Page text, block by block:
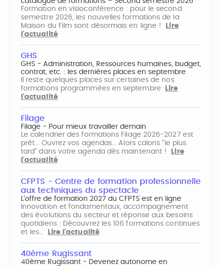
Formation en visioconférence : pour le second
semestre 2026, les nouvelles formations de la
Maison du Film sont désormais en ligne !
Lire
l'actualité
GHS
GHS - Administration, Ressources humaines, budget,
contrat, etc. : les dernières places en septembre
Il reste quelques places sur certaines de nos
formations programmées en septembre
Lire
l'actualité
Filage
Filage - Pour mieux travailler demain
Le calendrier des formations Filage 2026-2027 est
prêt... Ouvrez vos agendas... Alors calons "le plus
tard" dans votre agenda dès maintenant !
Lire
l'actualité
CFPTS - Centre de formation professionnelle
aux techniques du spectacle
L’offre de formation 2027 du CFPTS est en ligne
Innovation et fondamentaux, accompagnement
des évolutions du secteur et réponse aux besoins
quotidiens : Découvrez les 106 formations continues
et les…
Lire l'actualité
40ème Rugissant
40ème Rugissant - Devenez autonome en